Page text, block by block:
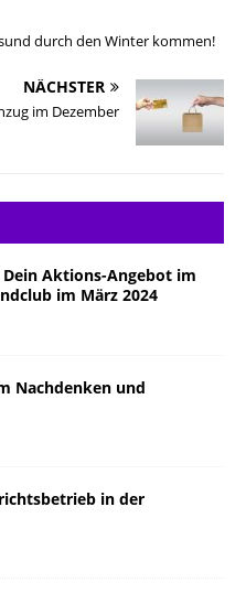
durch den Winter kommen!
NÄCHSTER
im Dezember
Aktions-Angebot im
im März 2024
Nachdenken und
in der